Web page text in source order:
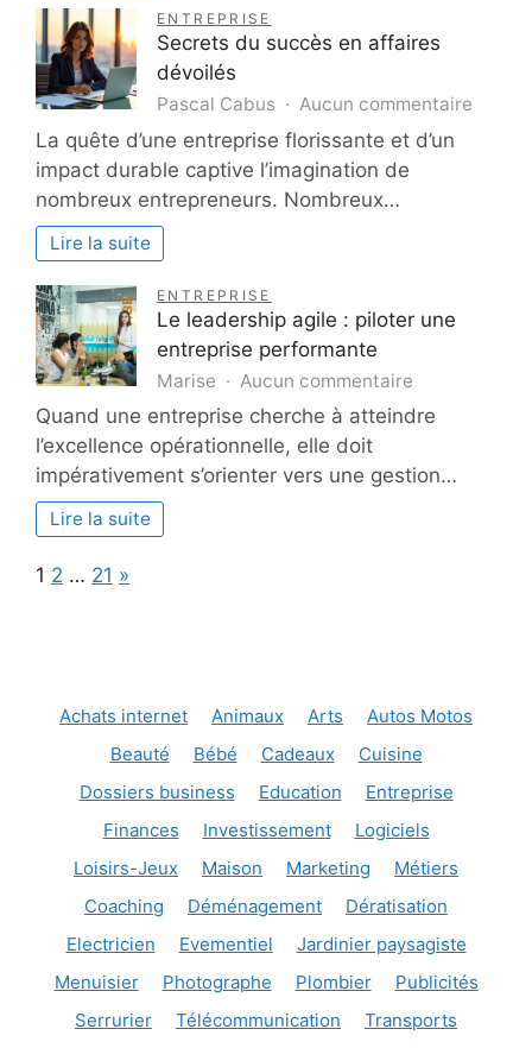
performance
quotidien
ENTREPRISE
Secrets du succès en affaires
dévoilés
Pascal Cabus Aucun commentaire
La quête d’une entreprise florissante et d’un
impact durable captive l’imagination de
nombreux entrepreneurs. Nombreux…
Lire la suite
ENTREPRISE
Le leadership agile : piloter une
entreprise performante
Marise Aucun commentaire
Le
leadership
:
Quand une entreprise cherche à atteindre
l’excellence opérationnelle, elle doit
impérativement s’orienter vers une gestion…
Lire la suite
Page:
1 2 … 21 Next
»
Achats internet Animaux Arts
Autos Motos
Beauté
Bébé Cadeaux
Cuisine
Dossiers business
Education
Entreprise
Finances
Investissement
Logiciels
Loisirs-Jeux
Maison Marketing
Métiers
Coaching
Déménagement
Dératisation
Electricien
Evementiel
Jardinier paysagiste
Menuisier
Photographe Plombier
Publicités
Serrurier
Télécommunication
Transports